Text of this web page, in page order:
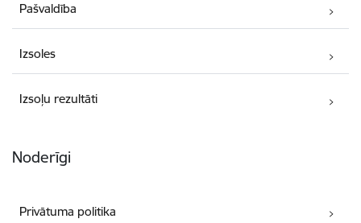
Pašvaldība
Izsoles
Izsoļu rezultāti
Noderīgi
Privātuma politika